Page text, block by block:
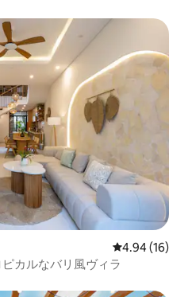
レビュー16
4.94 (16)
カルなバリ風ヴィラ